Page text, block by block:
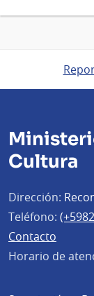
Cultura
Dirección:
Teléfono:
Contacto
Horario de